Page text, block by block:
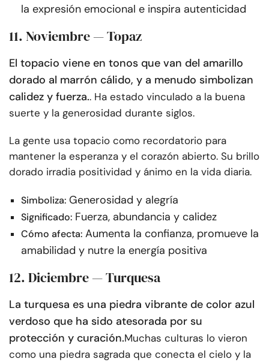
la expresión emocional e inspira autenticidad
11. Noviembre — Topaz
El topacio viene en tonos que van del amarillo
dorado al marrón cálido, y a menudo simbolizan
calidez y fuerza.. Ha estado vinculado a la buena
suerte y la generosidad durante siglos.
La gente usa topacio como recordatorio para
mantener la esperanza y el corazón abierto. Su brillo
dorado irradia positividad y ánimo en la vida diaria.
Simboliza: Generosidad y alegría
Significado: Fuerza, abundancia y calidez
Cómo afecta: Aumenta la confianza, promueve la
amabilidad y nutre la energía positiva
12. Diciembre — Turquesa
La turquesa es una piedra vibrante de color azul
verdoso que ha sido atesorada por su
protección y curación.Muchas culturas lo vieron
como una piedra sagrada que conecta el cielo y la